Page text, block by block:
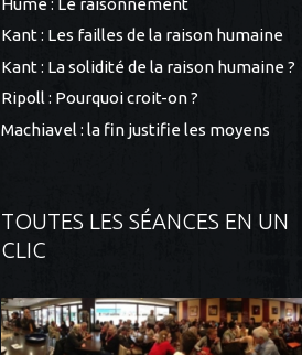
Hume : Le raisonnement
Kant : Les failles de la raison humaine
Kant : La solidité de la raison humaine ?
Ripoll : Pourquoi croit-on ?
Machiavel : la fin justifie les moyens
TOUTES LES SÉANCES EN UN
CLIC